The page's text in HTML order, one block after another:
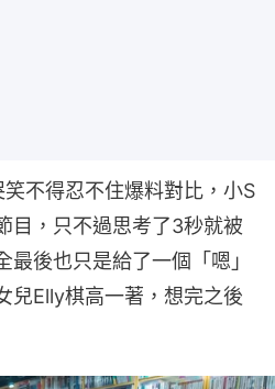
不得忍不住爆料對比，小S
目，只不過思考了3秒就被
後也只是給了一個「嗯」
兒Elly棋高一著，想完之後